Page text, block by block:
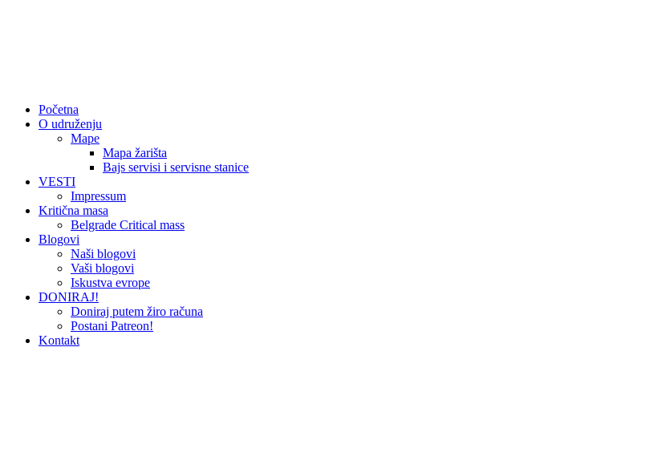
Početna
O udruženju
Mape
Mapa žarišta
Bajs servisi i servisne stanice
VESTI
Impressum
Kritična masa
Belgrade Critical mass
Blogovi
Naši blogovi
Vaši blogovi
Iskustva evrope
DONIRAJ!
Doniraj putem žiro računa
Postani Patreon!
Kontakt